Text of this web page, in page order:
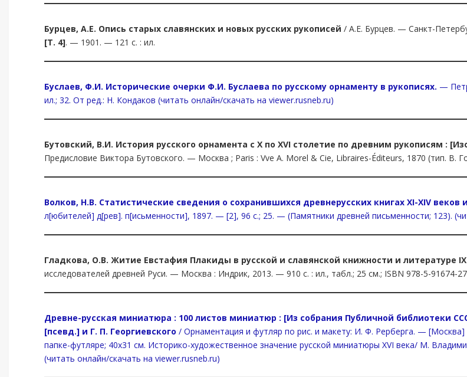
Бурцев, А.Е. Опись старых славянских и новых русских рукописей / А.Е. Бурцев. — Санкт-
[Т. 4]. — 1901. — 121 с. : ил.
Буслаев, Ф.И. Исторические очерки Ф.И. Буслаева по русскому орнаменту в рукописях. —
ил.; 32. От ред.: Н. Кондаков (читать онлайн/скачать на viewer.rusneb.ru)
Бутовский, В.И. История русского орнамента с X по XVI столетие по древним рукописям :
Предисловие Виктора Бутовского. — Москва ; Paris : Vve A. Morel & Cie, Libraires-Éditeurs, 1870 (тип. В.
Волков, Н.В. Статистические сведения о сохранившихся древнерусских книгах XI-XIV веков
л[юбителей] д[рев]. п[исьменности], 1897. — [2], 96 с.; 25. — (Памятники древней письменности; 123).
Гладкова, О.В. Житие Евстафия Плакиды в русской и славянской книжности и литературе
исследователей древней Руси. — Москва : Индрик, 2013. — 910 с. : ил., табл.; 25 см.; ISBN 978-5-91674-
Древне-русская миниатюра : 100 листов миниатюр : [Из собрания Публичной библиотеки
[псевд.] и Г. П. Георгиевского / Орнаментация и футляр по рис. и макету: И. Ф. Рерберга. — [Москва]
папке-футляре; 40х31 см. Историко-художественное значение русской миниатюры XVI века/ М.
(читать онлайн/скачать на viewer.rusneb.ru)